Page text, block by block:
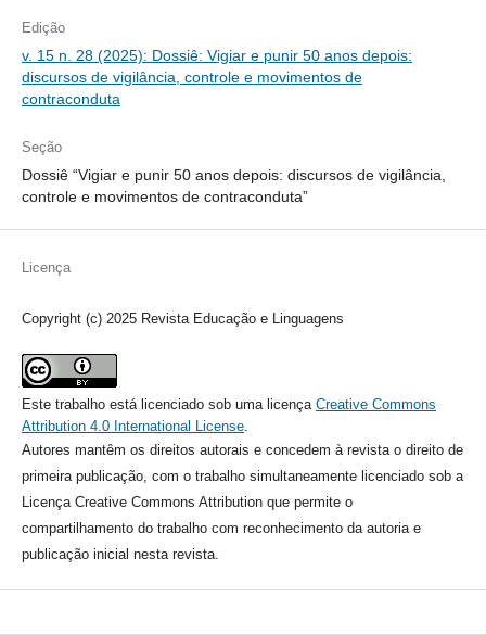
Edição
v. 15 n. 28 (2025): Dossiê: Vigiar e punir 50 anos depois:
discursos de vigilância, controle e movimentos de
contraconduta
Seção
Dossiê “Vigiar e punir 50 anos depois: discursos de vigilância,
controle e movimentos de contraconduta”
Licença
Copyright (c) 2025 Revista Educação e Linguagens
Este trabalho está licenciado sob uma licença Creative Commons
Attribution 4.0 International License.
Autores mantêm os direitos autorais e concedem à revista o direito de
primeira publicação, com o trabalho simultaneamente licenciado sob a
Licença Creative Commons Attribution que permite o
compartilhamento do trabalho com reconhecimento da autoria e
publicação inicial nesta revista.